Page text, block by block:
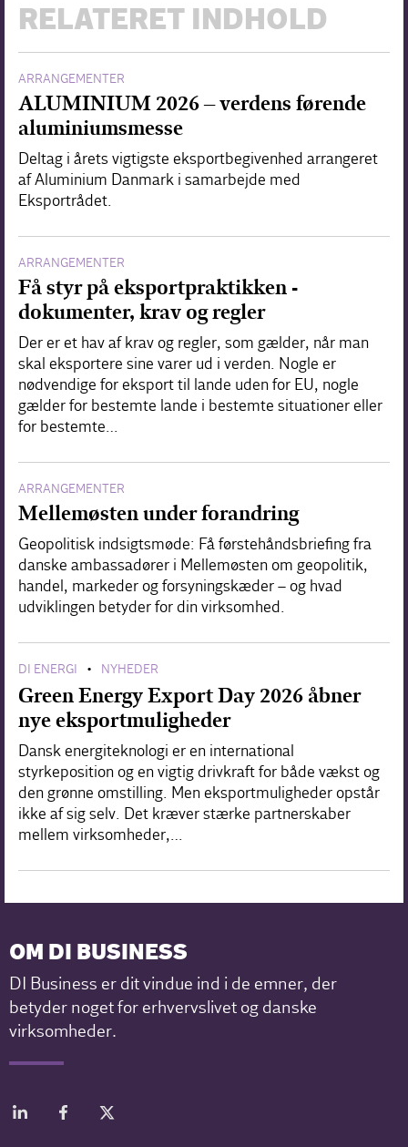
RELATERET INDHOLD
ARRANGEMENTER
ALUMINIUM 2026 – verdens førende
aluminiumsmesse
Deltag i årets vigtigste eksportbegivenhed arrangeret
af Aluminium Danmark i samarbejde med
Eksportrådet.
ARRANGEMENTER
Få styr på eksportpraktikken -
dokumenter, krav og regler
Der er et hav af krav og regler, som gælder, når man
skal eksportere sine varer ud i verden. Nogle er
nødvendige for eksport til lande uden for EU, nogle
gælder for bestemte lande i bestemte situationer eller
for bestemte…
ARRANGEMENTER
Mellemøsten under forandring
Geopolitisk indsigtsmøde: Få førstehåndsbriefing fra
danske ambassadører i Mellemøsten om geopolitik,
handel, markeder og forsyningskæder – og hvad
udviklingen betyder for din virksomhed.
DI ENERGI • NYHEDER
Green Energy Export Day 2026 åbner
nye eksportmuligheder
Dansk energiteknologi er en international
styrkeposition og en vigtig drivkraft for både vækst og
den grønne omstilling. Men eksportmuligheder opstår
ikke af sig selv. Det kræver stærke partnerskaber
mellem virksomheder,…
OM DI BUSINESS
DI Business er dit vindue ind i de emner, der
betyder noget for erhvervslivet og danske
virksomheder.